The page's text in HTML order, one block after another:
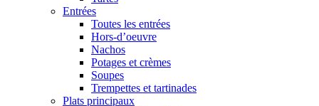
Entrées
Toutes les entrées
Hors-d’oeuvre
Nachos
Potages et crèmes
Soupes
Trempettes et tartinades
Plats principaux